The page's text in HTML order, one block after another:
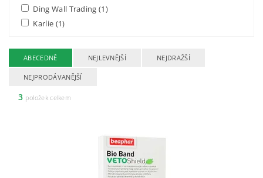
Ding Wall Trading(1)
Karlie (1)
ABECEDNĚ NEJLEVNĚJŠÍ NEJDRAŽŠÍ
NEJPRODÁVANĚJŠÍ
3 položek celkem